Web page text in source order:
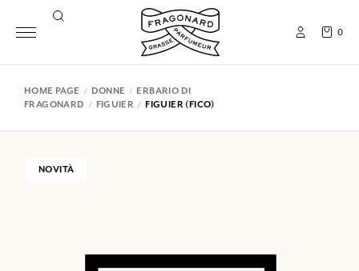
0
HOME PAGE DONNE
ERBARIO DI
FRAGONARD
FIGUIER FIGUIER (FICO)
NOVITÀ